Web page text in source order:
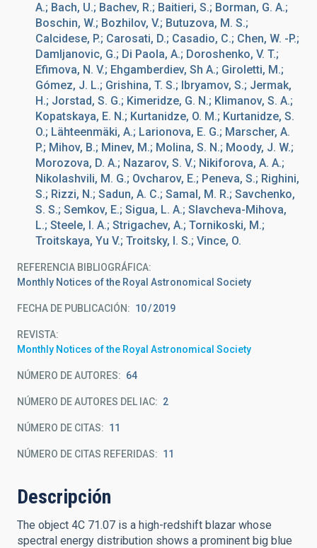
A.; Bach, U.; Bachev, R.; Baitieri, S.; Borman, G. A.;
Boschin, W.; Bozhilov, V.; Butuzova, M. S.;
Calcidese, P.; Carosati, D.; Casadio, C.; Chen, W. -P.;
Damljanovic, G.; Di Paola, A.; Doroshenko, V. T.;
Efimova, N. V.; Ehgamberdiev, Sh A.; Giroletti, M.;
Gómez, J. L.; Grishina, T. S.; Ibryamov, S.; Jermak,
H.; Jorstad, S. G.; Kimeridze, G. N.; Klimanov, S. A.;
Kopatskaya, E. N.; Kurtanidze, O. M.; Kurtanidze, S.
O.; Lähteenmäki, A.; Larionova, E. G.; Marscher, A.
P.; Mihov, B.; Minev, M.; Molina, S. N.; Moody, J. W.;
Morozova, D. A.; Nazarov, S. V.; Nikiforova, A. A.;
Nikolashvili, M. G.; Ovcharov, E.; Peneva, S.; Righini,
S.; Rizzi, N.; Sadun, A. C.; Samal, M. R.; Savchenko,
S. S.; Semkov, E.; Sigua, L. A.; Slavcheva-Mihova,
L.; Steele, I. A.; Strigachev, A.; Tornikoski, M.;
Troitskaya, Yu V.; Troitsky, I. S.; Vince, O.
REFERENCIA BIBLIOGRÁFICA
Monthly Notices of the Royal Astronomical Society
FECHA DE PUBLICACIÓN: 10 2019
REVISTA
Monthly Notices of the Royal Astronomical Society
NÚMERO DE AUTORES 64
NÚMERO DE AUTORES DEL IAC 2
NÚMERO DE CITAS 11
NÚMERO DE CITAS REFERIDAS 11
Descripción
The object 4C 71.07 is a high-redshift blazar whose
spectral energy distribution shows a prominent big blue